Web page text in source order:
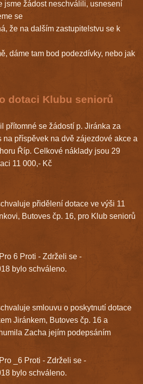
jsme žádost neschválili, usnesení
se
že na dalším zastupitelstvu se k
dáme tam bod podezdívky, nebo jak
dotaci Klubu seniorů
přítomné se žádostí p. Jiránka za
na příspěvek na dvě zájezdové akce a
Říp. Celkové náklady jsou 29
11 000,- Kč
přidělení dotace ve výši 11
Butoves čp. 16, pro Klub seniorů
6 Proti - Zdrželi se -
bylo schváleno.
smlouvu o poskytnutí dotace
Jiránkem, Butoves čp. 16 a
Zacha jejím podepsáním
_6 Proti - Zdrželi se -
bylo schváleno.